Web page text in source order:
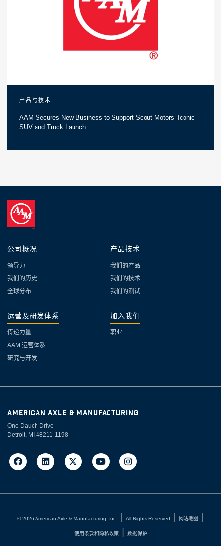
产品与技术
AAM Secures New Business to Support Scout Motors’ Iconic
SUV and Truck Launch
公司概况
领导力
我们的历史
全球分布
产品技术
我们的产品
我们的技术
我们的测试
运营及研发体系
传递力量
AAM 运营体系
研究与开发
加入我们
职业
AMERICAN AXLE & MANUFACTURING
One Dauch Drive
Detroit, MI 48211-1198
©2026 American Axle & Manufacturing, Inc. All Rights Reserved 网站地图
使用条款和隐私政策 数据保护